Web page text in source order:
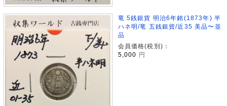
竜 5銭銀貨 明治6年銘(1873年) 半
ハネ明/竜 五銭銀貨/近35 美品〜並
品
会員価格(税別)：
5,000 円